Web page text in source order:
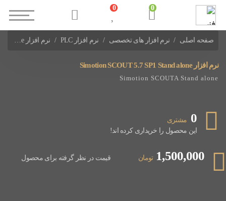
صفحه اصلی نرم افزار های تخصصی نرم افزار PLC
نرم افزارهای PLC Siemens
نرم افزار Simotion SCOUT 5.7 SP1 Stand alone
نرم افزار Simotion SCOUT 5.7 SP1 Stand alone
Simotion SCOUTA Stand alone
0 مشتری
این محصول را خریداری کرده اند!
1,500,000 تومان قیمت در نظر گرفته برای محصول
0
0